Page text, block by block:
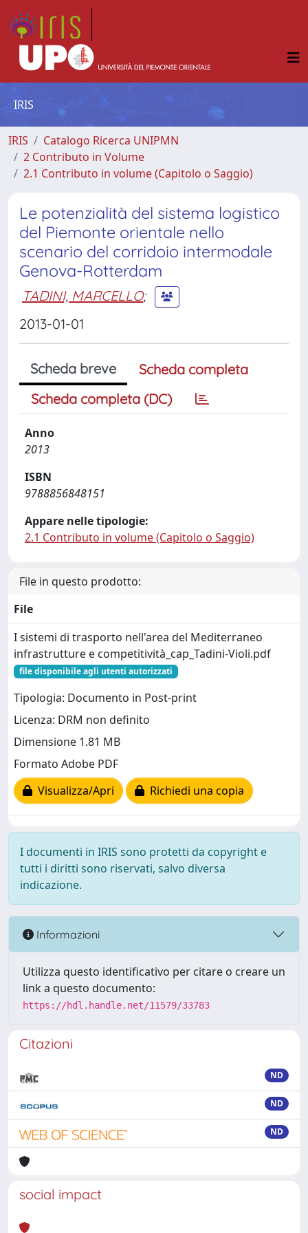
IRIS
IRIS
Catalogo Ricerca UNIPMN
2 Contributo in Volume
2.1 Contributo in volume (Capitolo o Saggio)
Le potenzialità del sistema logistico
del Piemonte orientale nello
scenario del corridoio intermodale
Genova-Rotterdam
TADINI, MARCELLO;
2013-01-01
Scheda breve
Scheda completa
Scheda completa (DC)
Anno
2013
ISBN
9788856848151
Appare nelle tipologie:
2.1 Contributo in volume (Capitolo o Saggio)
File in questo prodotto:
File
I sistemi di trasporto nell'area del Mediterraneo
infrastrutture e competitività_cap_Tadini-Violi.pdf
file disponibile agli utenti autorizzati
Tipologia: Documento in Post-print
Licenza: DRM non definito
Dimensione 1.81 MB
Formato Adobe PDF
Visualizza/Apri
Richiedi una copia
I documenti in IRIS sono protetti da copyright e
tutti i diritti sono riservati, salvo diversa
indicazione.
Informazioni
Utilizza questo identificativo per citare o creare un
link a questo documento:
https://hdl.handle.net/11579/33783
Citazioni
ND
ND
ND
social impact